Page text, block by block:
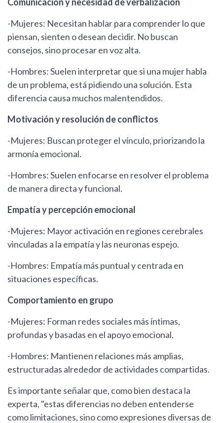
-Mujeres: Necesitan hablar para comprender lo que
piensan, sienten o desean decidir. No buscan
consejos, sino procesar en voz alta.
-Hombres: Suelen interpretar que si una mujer habla
de un problema, está pidiendo una solución. Esta
diferencia causa muchos malentendidos.
Motivación y resolución de conflictos
-Mujeres: Buscan proteger el vínculo, priorizando la
armonía emocional.
-Hombres: Suelen enfocarse en resolver el problema
de manera directa y funcional.
Empatía y percepción emocional
-Mujeres: Mayor activación en regiones cerebrales
vinculadas a la empatía y las neuronas espejo.
-Hombres: Empatía más puntual y centrada en
situaciones específicas.
Comportamiento en grupo
-Mujeres: Forman redes sociales más íntimas,
profundas y basadas en el apoyo emocional.
-Hombres: Mantienen relaciones más amplias,
estructuradas alrededor de actividades compartidas.
Es importante señalar que, como bien destaca la
experta, "estas diferencias no deben entenderse
como limitaciones, sino como expresiones diversas de